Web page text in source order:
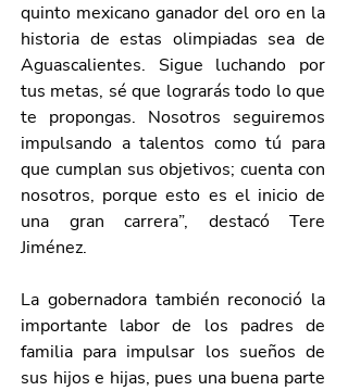
quinto mexicano ganador del oro en la
historia de estas olimpiadas sea de
Aguascalientes. Sigue luchando por
tus metas, sé que lograrás todo lo que
te propongas. Nosotros seguiremos
impulsando a talentos como tú para
que cumplan sus objetivos; cuenta con
nosotros, porque esto es el inicio de
una gran carrera”, destacó Tere
Jiménez.
La gobernadora también reconoció la
importante labor de los padres de
familia para impulsar los sueños de
sus hijos e hijas, pues una buena parte